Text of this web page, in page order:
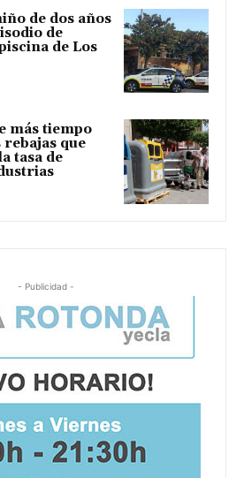
de dos años
de
de Los
más tiempo
que
tasa de
- Publicidad -